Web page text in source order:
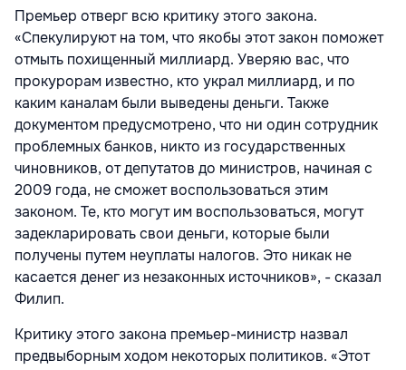
Премьер отверг всю критику этого закона.
«Спекулируют на том, что якобы этот закон поможет
отмыть похищенный миллиард. Уверяю вас, что
прокурорам известно, кто украл миллиард, и по
каким каналам были выведены деньги. Также
документом предусмотрено, что ни один сотрудник
проблемных банков, никто из государственных
чиновников, от депутатов до министров, начиная с
2009 года, не сможет воспользоваться этим
законом. Те, кто могут им воспользоваться, могут
задекларировать свои деньги, которые были
получены путем неуплаты налогов. Это никак не
касается денег из незаконных источников», - сказал
Филип.
Критику этого закона премьер-министр назвал
предвыборным ходом некоторых политиков. «Этот